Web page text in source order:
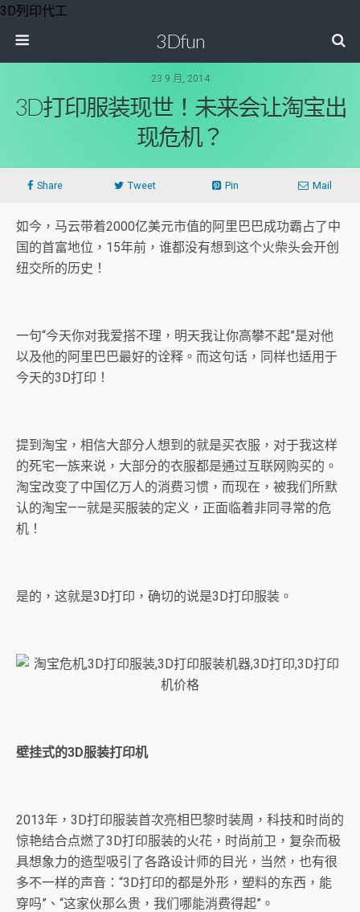
3D列印代工
3Dfun
23 9 月, 2014
3D打印服装现世！未来会让淘宝出
现危机？
Share Tweet Pin Mail
如今，马云带着2000亿美元市值的阿里巴巴成功霸占了中
国的首富地位，15年前，谁都没有想到这个火柴头会开创
纽交所的历史！
一句“今天你对我爱搭不理，明天我让你高攀不起”是对他
以及他的阿里巴巴最好的诠释。而这句话，同样也适用于
今天的3D打印！
提到淘宝，相信大部分人想到的就是买衣服，对于我这样
的死宅一族来说，大部分的衣服都是通过互联网购买的。
淘宝改变了中国亿万人的消费习惯，而现在，被我们所默
认的淘宝——就是买服装的定义，正面临着非同寻常的危
机！
是的，这就是3D打印，确切的说是3D打印服装。
壁挂式的3D服装打印机
2013年，3D打印服装首次亮相巴黎时装周，科技和时尚的
惊艳结合点燃了3D打印服装的火花，时尚前卫，复杂而极
具想象力的造型吸引了各路设计师的目光，当然，也有很
多不一样的声音：“3D打印的都是外形，塑料的东西，能
穿吗”、“这家伙那么贵，我们哪能消费得起”。